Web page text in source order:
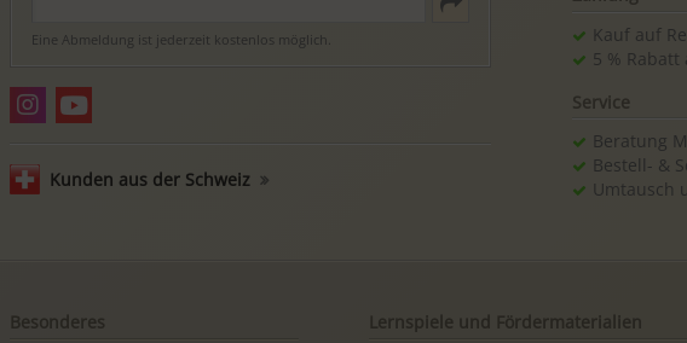
Eine Abmeldung ist jederzeit kostenlos möglich.
Kunden aus der Schweiz
Kauf auf
5 %
Service
Beratung
Bestell- &
Umtausch
Besonderes Lernspiele und Fördermaterialien